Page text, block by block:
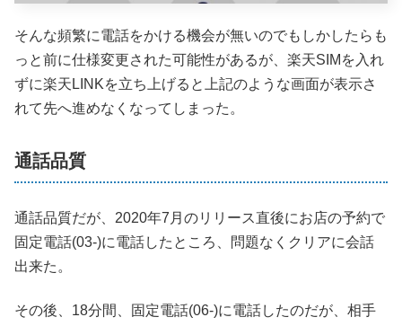
そんな頻繁に電話をかける機会が無いのでもしかしたらも
っと前に仕様変更された可能性があるが、楽天SIMを入れ
ずに楽天LINKを立ち上げると上記のような画面が表示さ
れて先へ進めなくなってしまった。
通話品質
通話品質だが、2020年7月のリリース直後にお店の予約で
固定電話(03-)に電話したところ、問題なくクリアに会話
出来た。
その後、18分間、固定電話(06-)に電話したのだが、相手